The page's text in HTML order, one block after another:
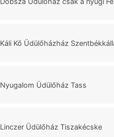
Káli Kő Üdülőházház
Nyugalom Üdülőház Tass
Linczer Üdülőház Tiszakécske